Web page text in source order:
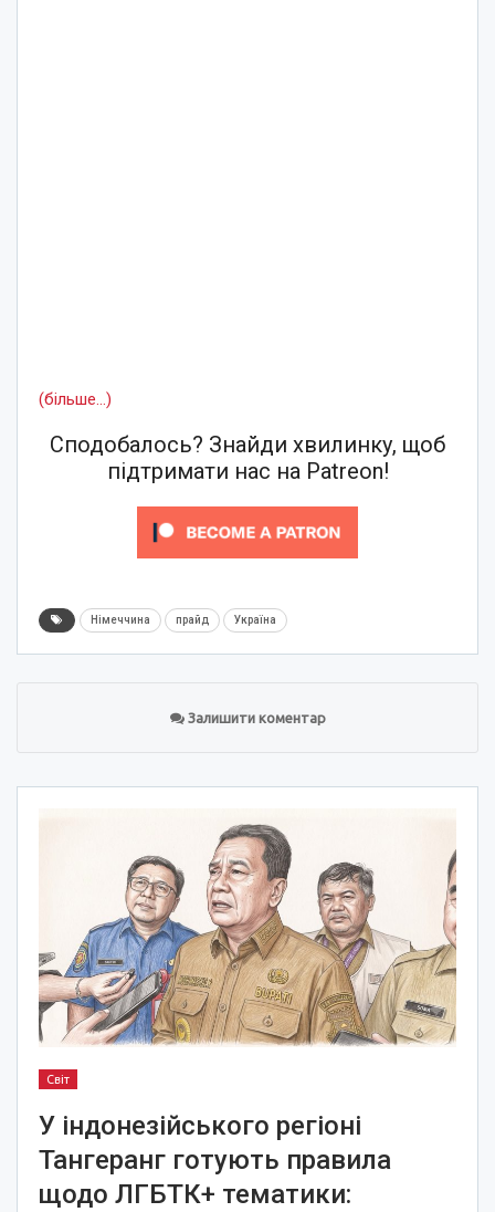
(більше…)
Сподобалось? Знайди хвилинку, щоб
підтримати нас на Patreon!
Німеччина прайд Україна
Залишити коментар
Світ
У індонезійського регіоні
Тангеранг готують правила
щодо ЛГБТК+ тематики: